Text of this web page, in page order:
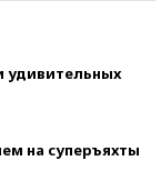
удивительных
на суперъяхты